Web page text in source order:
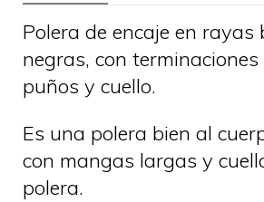
Polera de encaje en rayas
negras, con terminaciones
puños y cuello.
Es una polera bien al
con mangas largas y
polera.